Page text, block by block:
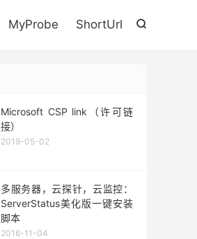

MyProbe ShortUrl
Microsoft CSP link（许可链
接）
2019-05-02
多服务器，云探针，云监控：
ServerStatus美化版一键安装
脚本
2016-11-04